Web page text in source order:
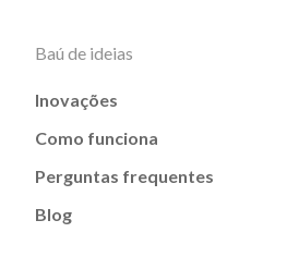
Baú de ideias
Inovações
Como funciona
Perguntas frequentes
Blog